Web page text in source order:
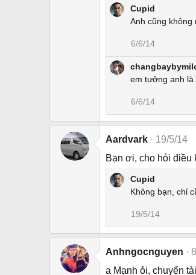
Cupid
Anh cũng
6/6/14
em tưởng anh là
6/6/14
Aardvark
19/5/14
Bạn ơi, cho hỏi điều
Cupid
Không bạn, chỉ
19/5/14
Anhngocnguyen
a Mạnh ỏi, chuyển